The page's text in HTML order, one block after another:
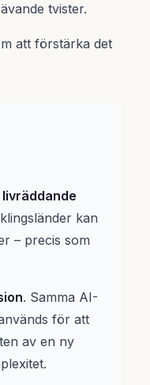
tvister.
att förstärka det
kan
– precis som
. Samma AI-
för att
av en ny